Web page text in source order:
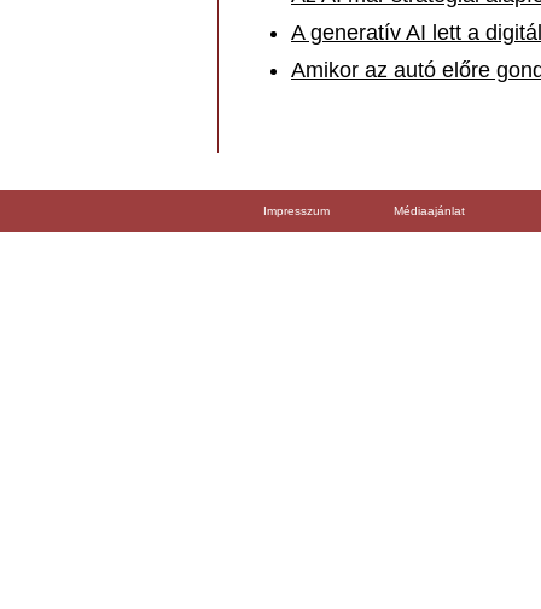
A generatív AI lett a
Amikor az autó előre
Impresszum Médiaajánlat